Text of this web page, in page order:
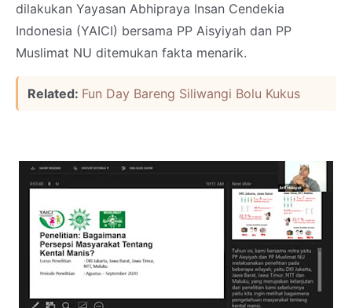
dilakukan Yayasan Abhipraya Insan Cendekia
Indonesia (YAICI) bersama PP Aisyiyah dan PP
Muslimat NU ditemukan fakta menarik.
Related: Fun Day Bareng Siliwangi Bolu Kukus